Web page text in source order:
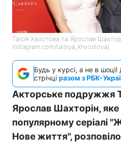
Таїсія Хвостова та Ярослав
instagram.com/taisiya_khvostova)
Будь у курсі, а не в шоці!
стрічці разом з РБК-
Акторське подружжя
Ярослав Шахторін, яке
популярному серіалі
Нове життя",